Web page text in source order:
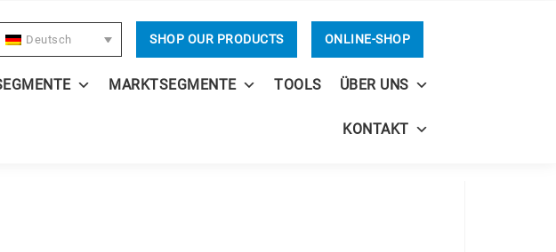
Deutsch SHOP OUR PRODUCTS ONLINE-SHOP
MARKTSEGMENTE TOOLS ÜBER UNS
KONTAKT